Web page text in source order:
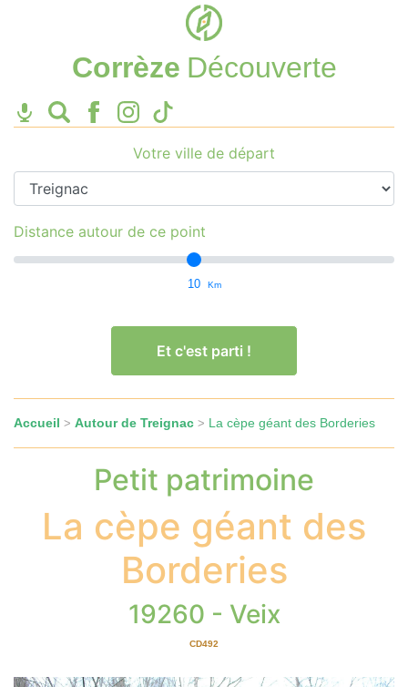
Corrèze Découverte
Votre ville de départ
Distance autour de ce point
10 Km
Et c'est parti !
Accueil > Autour de Treignac > La cèpe géant des Borderies
Petit patrimoine
La cèpe géant des
Borderies
19260 - Veix
CD492